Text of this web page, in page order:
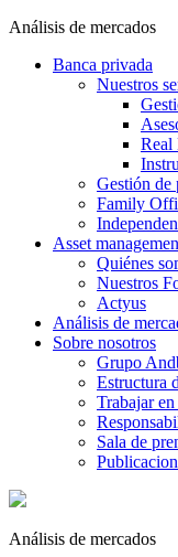
Análisis de mercados
Banca privada
Nuestros
Real
Gestión de
Family
Asset
Quiénes
Nuestros
Actyus
Análisis de
Sobre nosotros
Grupo
Estructura
Trabajar
Sala de
Análisis de mercados